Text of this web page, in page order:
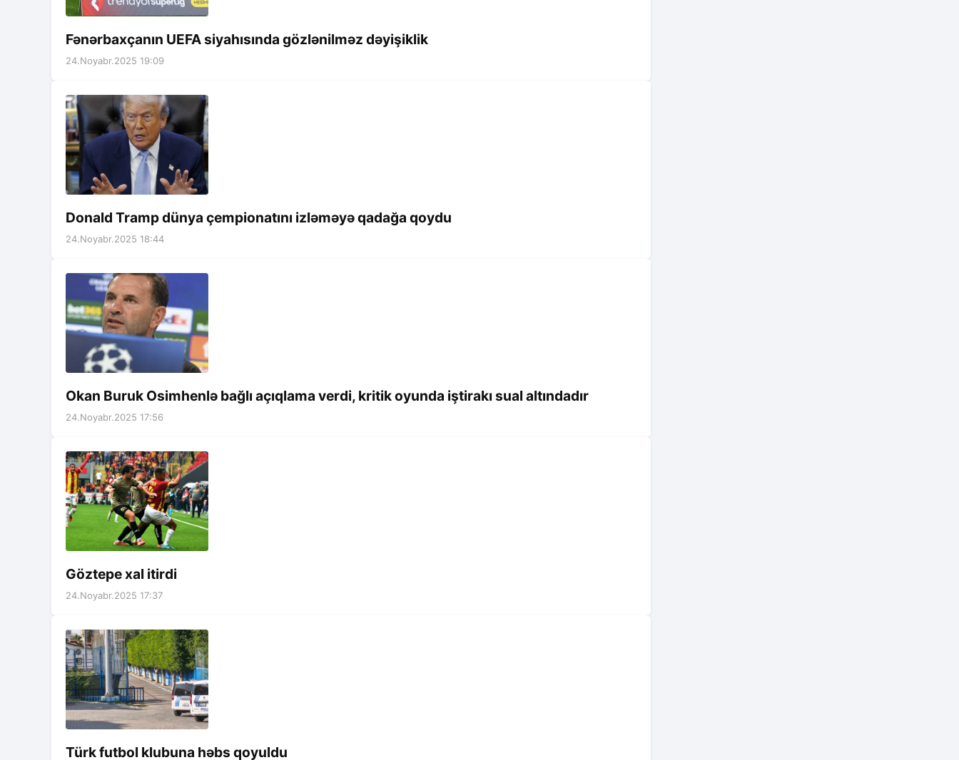
Fənərbaxçanın UEFA siyahısında gözlənilməz dəyişiklik
24.Noyabr.2025 19:09
Donald Tramp dünya çempionatını izləməyə qadağa qoydu
24.Noyabr.2025 18:44
Okan Buruk Osimhenlə bağlı açıqlama verdi, kritik oyunda iştirakı sual altındadır
24.Noyabr.2025 17:56
Göztepe xal itirdi
24.Noyabr.2025 17:37
Türk futbol klubuna həbs qoyuldu